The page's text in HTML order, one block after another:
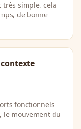
très simple, cela
de bonne
fonctionnels
le mouvement du